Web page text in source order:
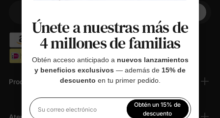
Productos
Su teléfono
Únete a nuestras más de
4 millones de familias
Obtén acceso anticipado a nuevos lanzamientos
y beneficios exclusivos — además de 15% de
descuento en tu primer pedido.
Su correo electrónico
Obtén un 15% de
descuento